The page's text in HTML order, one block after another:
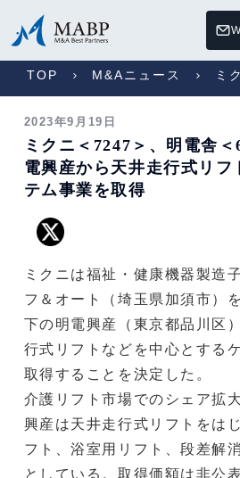
TOP M&Aニュース ミ
2023年9月19日
ミクニ＜7247＞、明電舎＜
電興産から天井走行式リフ
テム事業を取得
ミクニは福祉・健康機器製造
フ＆オート（埼玉県加須市）
下の明電興産（東京都品川区
行式リフトなどを中心とする
取得することを決定した。
介護リフト市場でのシェア拡
興産は天井走行式リフトをは
フト、浴室用リフト、段差解
としている。取得価額は非公